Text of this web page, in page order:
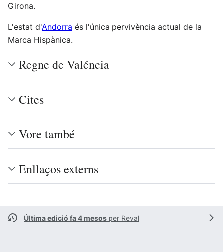
Girona.
L'estat d'Andorra és l'única pervivència actual de la
Marca Hispànica.
Regne de Valéncia
Cites
Vore també
Enllaços externs
Última edició fa 4 mesos per Reval